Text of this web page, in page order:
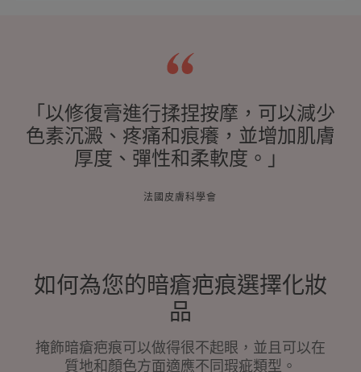
「以修復膏進行揉捏按摩，可以減少
色素沉澱、疼痛和痕癢，並增加肌膚
厚度、彈性和柔軟度。」
法國皮膚科學會
如何為您的暗瘡疤痕選擇化妝
品
掩飾暗瘡疤痕可以做得很不起眼，並且可以在
質地和顏色方面適應不同瑕疵類型。